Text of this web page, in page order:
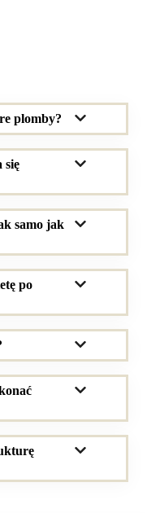
plomby?
się
samo jak
po